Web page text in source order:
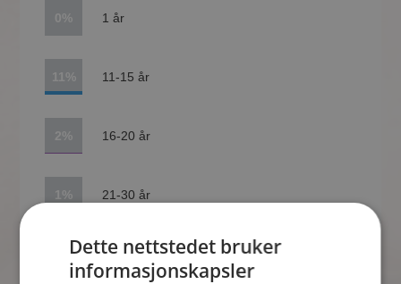
0% 1 år
11% 11-15 år
2% 16-20 år
1% 21-30 år
24% 2-5 år
Dette nettstedet bruker
informasjonskapsler